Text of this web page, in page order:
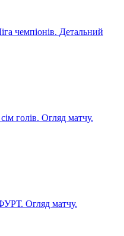
чемпіонів. Детальний
голів. Огляд матчу.
Огляд матчу.